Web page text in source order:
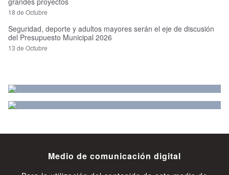
18 de Octubre
Seguridad, deporte y adultos mayores serán el eje de discusión
del Presupuesto Municipal 2026
13 de Octubre
Medio de comunicación digital